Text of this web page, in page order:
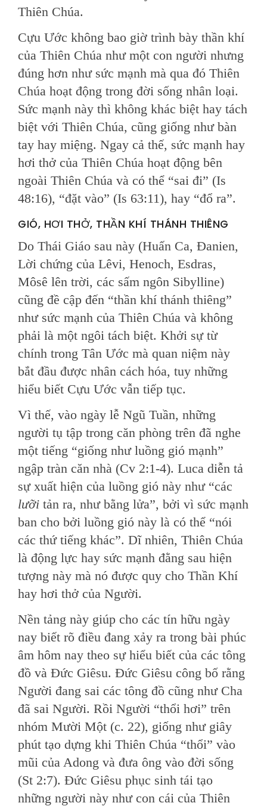
Thiên Chúa.
Cựu Ước không bao giờ trình bày thần khí
của Thiên Chúa như một con người nhưng
đúng hơn như sức mạnh mà qua đó Thiên
Chúa hoạt động trong đời sống nhân loại.
Sức mạnh này thì không khác biệt hay tách
biệt với Thiên Chúa, cũng giống như bàn
tay hay miệng. Ngay cả thế, sức mạnh hay
hơi thở của Thiên Chúa hoạt động bên
ngoài Thiên Chúa và có thể “sai đi” (Is
48:16), “đặt vào” (Is 63:11), hay “đổ ra”.
GIÓ, HƠI THỞ, THẦN KHÍ THÁNH THIÊNG
Do Thái Giáo sau này (Huấn Ca, Đanien,
Lời chứng của Lêvi, Henoch, Esdras,
Môsê lên trời, các sấm ngôn Sibylline)
cũng đề cập đến “thần khí thánh thiêng”
như sức mạnh của Thiên Chúa và không
phải là một ngôi tách biệt. Khởi sự từ
chính trong Tân Ước mà quan niệm này
bắt đầu được nhân cách hóa, tuy những
hiểu biết Cựu Ước vẫn tiếp tục.
Vì thế, vào ngày lễ Ngũ Tuần, những
người tụ tập trong căn phòng trên đã nghe
một tiếng “giống như luồng gió mạnh”
ngập tràn căn nhà (Cv 2:1-4). Luca diễn tả
sự xuất hiện của luồng gió này như “các
lưỡi tản ra, như bằng lửa”, bởi vì sức mạnh
ban cho bởi luồng gió này là có thể “nói
các thứ tiếng khác”. Dĩ nhiên, Thiên Chúa
là động lực hay sức mạnh đằng sau hiện
tượng này mà nó được quy cho Thần Khí
hay hơi thở của Người.
Nền tảng này giúp cho các tín hữu ngày
nay biết rõ điều đang xảy ra trong bài phúc
âm hôm nay theo sự hiểu biết của các tông
đồ và Đức Giêsu. Đức Giêsu công bố rằng
Người đang sai các tông đồ cũng như Cha
đã sai Người. Rồi Người “thổi hơi” trên
nhóm Mười Một (c. 22), giống như giây
phút tạo dựng khi Thiên Chúa “thổi” vào
mũi của Adong và đưa ông vào đời sống
(St 2:7). Đức Giêsu phục sinh tái tạo
những người này như con cái của Thiên